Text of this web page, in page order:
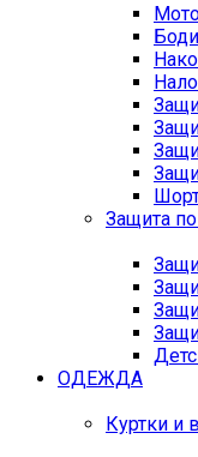
Защита
ОДЕЖДА
Куртки и